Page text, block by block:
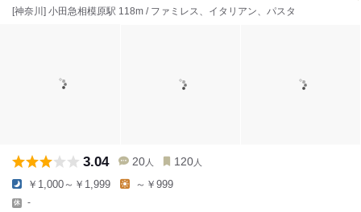
[神奈川] 小田急相模原駅 118m / ファミレス、イタリアン、パスタ
3.04 20 人 120 人
￥1,000～￥1,999 ～￥999
-